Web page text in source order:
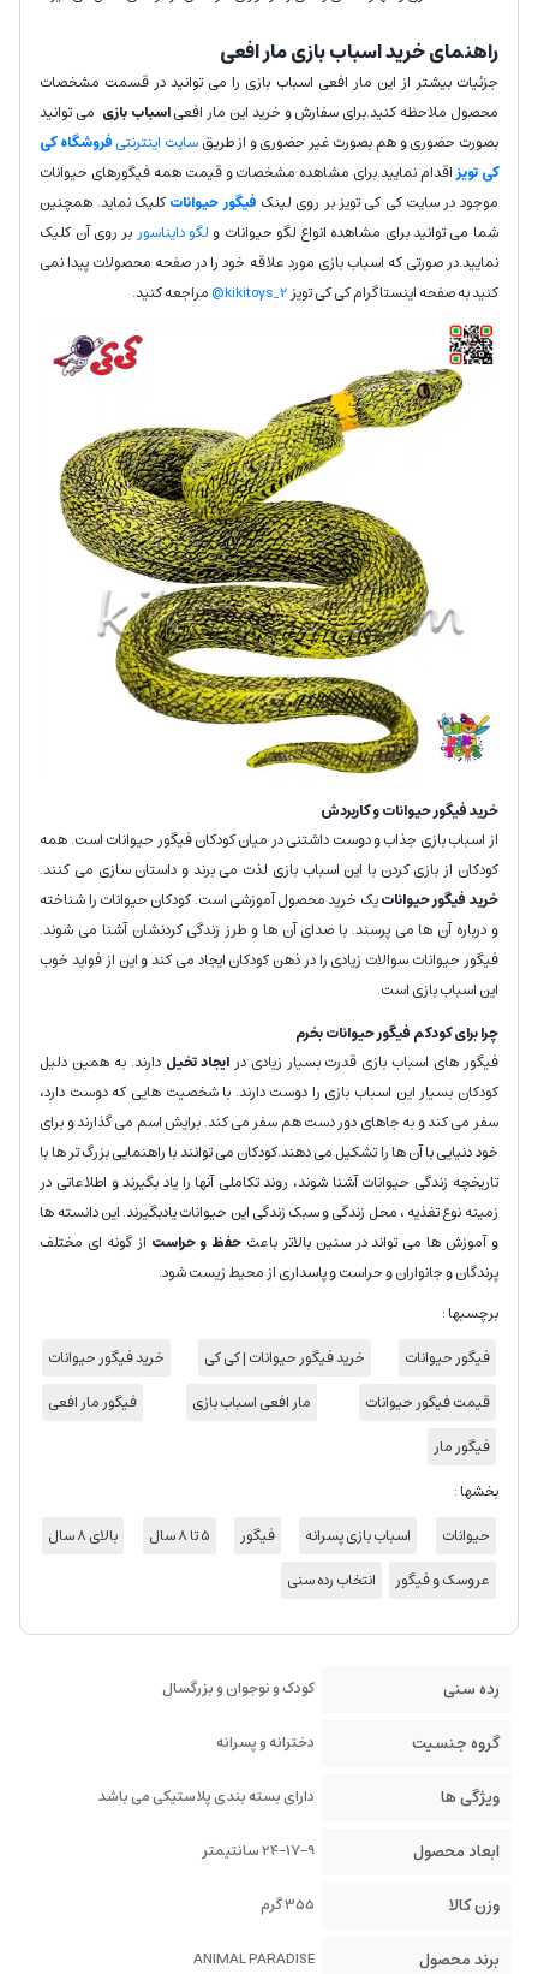
راهنمای خرید اسباب بازی مار افعی
جزئیات بیشتر از این مار افعی اسباب بازی را می توانید در قسمت مشخصات
محصول ملاحظه کنید.برای سفارش و خرید این مار افعیاسباب بازی می توانید
بصورت حضوری و هم بصورت غیر حضوری و از طریقسایت اینترنتیفروشگاه کی
کی تویزاقدام نمایید.برای مشاهده مشخصات و قیمت همه فیگورهای حیوانات
موجود در سایت کی کی تویز بر روی لینک فیگور حیواناتکلیک نماید. همچنین
شما می توانید برای مشاهده انواع لگو حیوانات و لگو دایناسور بر روی آن کلیک
نمایید.در صورتی که اسباب بازی مورد علاقه خود را در صفحه محصولات پیدا نمی
کنید به صفحه اینستاگرام کی کی تویزkikitoys_2@ مراجعه کنید.
خرید فیگور حیوانات و کاربردش
از اسباب بازی جذاب و دوست داشتنی در میان کودکان فیگور حیوانات است. همه
کودکان از بازی کردن با این اسباب بازی لذت می برند و داستان سازی می کنند.
خرید فیگور حیواناتیک خرید محصول آموزشی است. کودکان حیوانات را شناخته
و درباره آن ها می پرسند. با صدای آن ها و طرز زندگی کردنشان آشنا می شوند.
فیگور حیوانات سوالات زیادی را در ذهن کودکان ایجاد می کند و این از فواید خوب
این اسباب بازی است.
چرا برای کودکم فیگور حیوانات بخرم
فیگور های اسباب بازی قدرت بسیار زیادی درایجاد تخیل دارند. به همین دلیل
کودکان بسیار این اسباب بازی را دوست دارند. با شخصیت هایی که دوست دارد،
سفر می کند و به جاهای دور دست هم سفر می کند. برایش اسم می گذارند و برای
خود دنیایی با آن ها را تشکیل می دهند.کودکان می توانند با راهنمایی بزرگ تر ها با
تاریخچه زندگی حیوانات آشنا شوند، روند تکاملی آنها را یاد بگیرند و اطلاعاتی در
زمینه نوع تغذیه ، محل زندگی و سبک زندگی این حیوانات یادبگیرند. این دانسته ها
و آموزش ها می تواند در سنین بالاتر باعث حفظ و حراست از گونه ای مختلف
پرندگان و جانواران و حراست و پاسداری از محیط زیست شود.
برچسبها :
فیگور حیوانات
خرید فیگور حیوانات | کی کی
خرید فیگور حیوانات
قیمت فیگور حیوانات
مار افعی اسباب بازی
فیگور مار افعی
فیگور مار
بخشها :
حیوانات
اسباب بازی پسرانه فیگور 5 تا 8 سال
بالای 8 سال
عروسک و فیگور
انتخاب رده سنی
رده سنی کودک و نوجوان و بزرگسال
گروه جنسیت دخترانه و پسرانه
ویژگی ها دارای بسته بندی پلاستیکی می باشد
ابعاد محصول 24-17-9 سانتیمتر
وزن کالا 355 گرم
برند محصول ANIMAL PARADISE